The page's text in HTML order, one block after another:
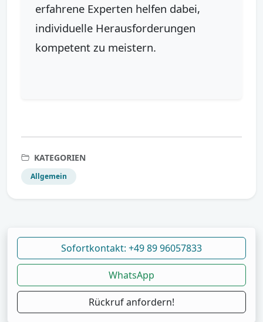
erfahrene Experten helfen dabei,
individuelle Herausforderungen
kompetent zu meistern.
KATEGORIEN
Allgemein
Sofortkontakt: +49 89 96057833
WhatsApp
Rückruf anfordern!